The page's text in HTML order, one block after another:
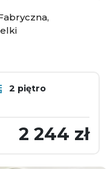
2 piętro
2 244 zł